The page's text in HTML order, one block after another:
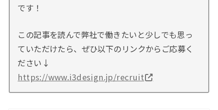
です！
この記事を読んで弊社で働きたいと少しでも思っ
ていただけたら、ぜひ以下のリンクからご応募く
ださい↓
https://www.i3design.jp/recruit